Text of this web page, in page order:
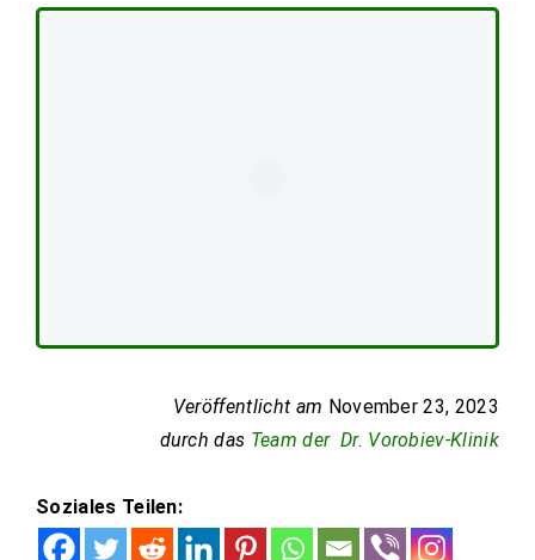
Veröffentlicht am November 23, 2023
durch das Team der Dr. Vorobiev-Klinik
Soziales Teilen: